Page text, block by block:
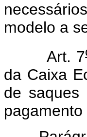
modelo a
Art. 7
da Caixa
de saques